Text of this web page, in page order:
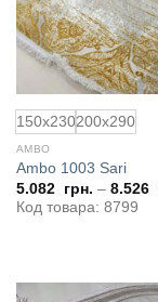
150x230200x290
AMBO
Ambo 1003 Sari
5.082 грн. – 8.526
Код товара: 8799